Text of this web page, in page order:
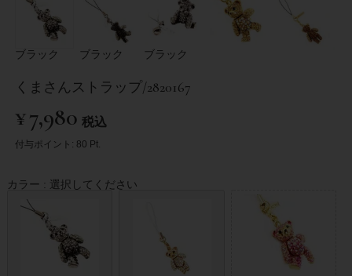
ブラック ブラック ブラック
くまさんストラップ/2820167
¥7,980 税込
付与ポイント: 80 Pt.
カラー 選択してください